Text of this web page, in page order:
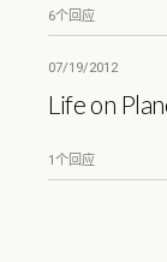
6个回应
07/19/2012
Life on
1个回应